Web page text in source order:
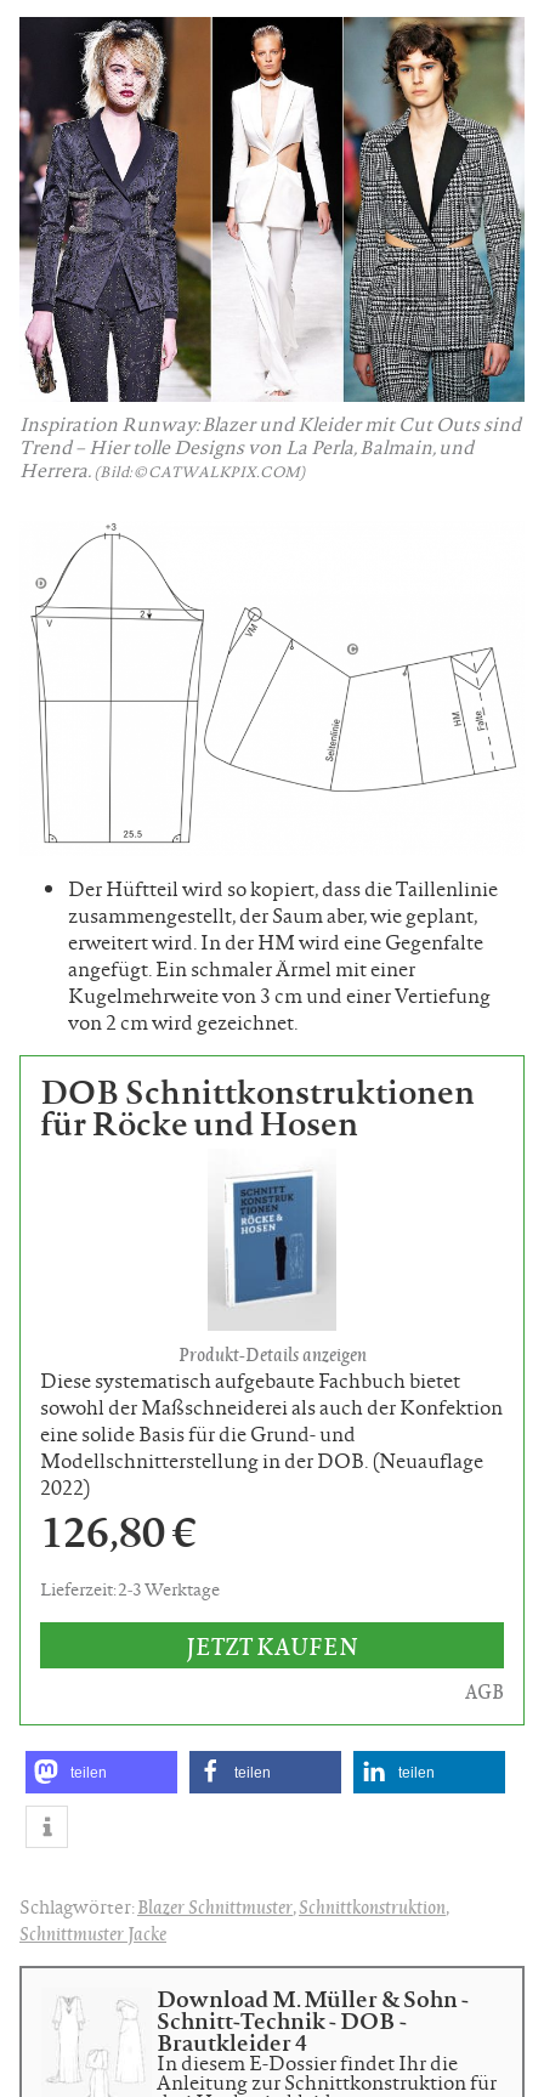
Inspiration Runway: Blazer und Kleider mit Cut Outs sind
Trend – Hier tolle Designs von La Perla, Balmain, und
Herrera. (Bild: © CATWALKPIX.COM)
Der Hüftteil wird so kopiert, dass die Taillenlinie
zusammengestellt, der Saum aber, wie geplant,
erweitert wird. In der HM wird eine Gegenfalte
angefügt. Ein schmaler Ärmel mit einer
Kugelmehrweite von 3 cm und einer Vertiefung
von 2 cm wird gezeichnet.
DOB Schnittkonstruktionen
für Röcke und Hosen
Produkt-Details anzeigen
Diese systematisch aufgebaute Fachbuch bietet
sowohl der Maßschneiderei als auch der Konfektion
eine solide Basis für die Grund- und
Modellschnitterstellung in der DOB. (Neuauflage
2022)
126,80 €
Lieferzeit: 2-3 Werktage
JETZT KAUFEN
AGB
teilen teilen teilen
Schlagwörter:Blazer Schnittmuster,Schnittkonstruktion,
Schnittmuster Jacke
Download M. Müller & Sohn -
Schnitt-Technik - DOB -
Brautkleider 4
In diesem E-Dossier findet Ihr die
Anleitung zur Schnittkonstruktion für